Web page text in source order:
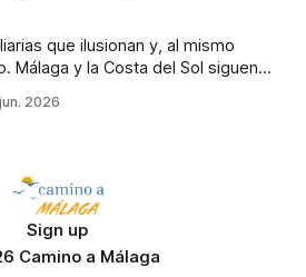
que ilusionan y, al mismo
Málaga y la Costa del Sol siguen
y calidad de vida. Pero en 2026
2026
Sign up
Camino a Málaga